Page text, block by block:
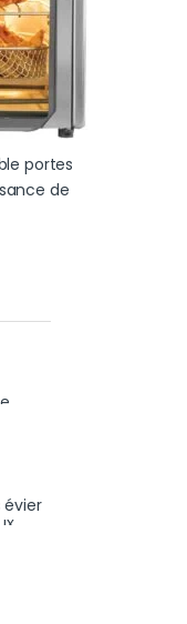
portes
de
évier
prix : 69.000 TND à